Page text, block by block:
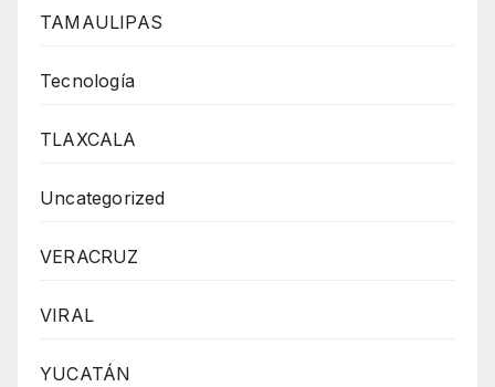
TAMAULIPAS
Tecnología
TLAXCALA
Uncategorized
VERACRUZ
VIRAL
YUCATÁN